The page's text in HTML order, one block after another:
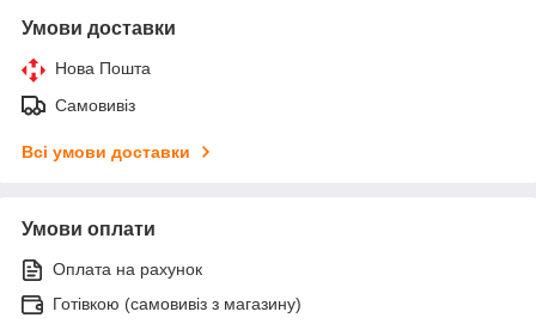
Умови доставки
Нова Пошта
Самовивіз
Всі умови доставки
Умови оплати
Оплата на рахунок
Готівкою (самовивіз з магазину)